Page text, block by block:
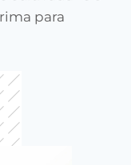
para